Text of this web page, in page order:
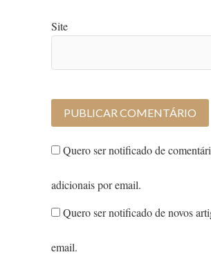
Site
Quero ser notificado de
adicionais por email.
Quero ser notificado de novos
email.